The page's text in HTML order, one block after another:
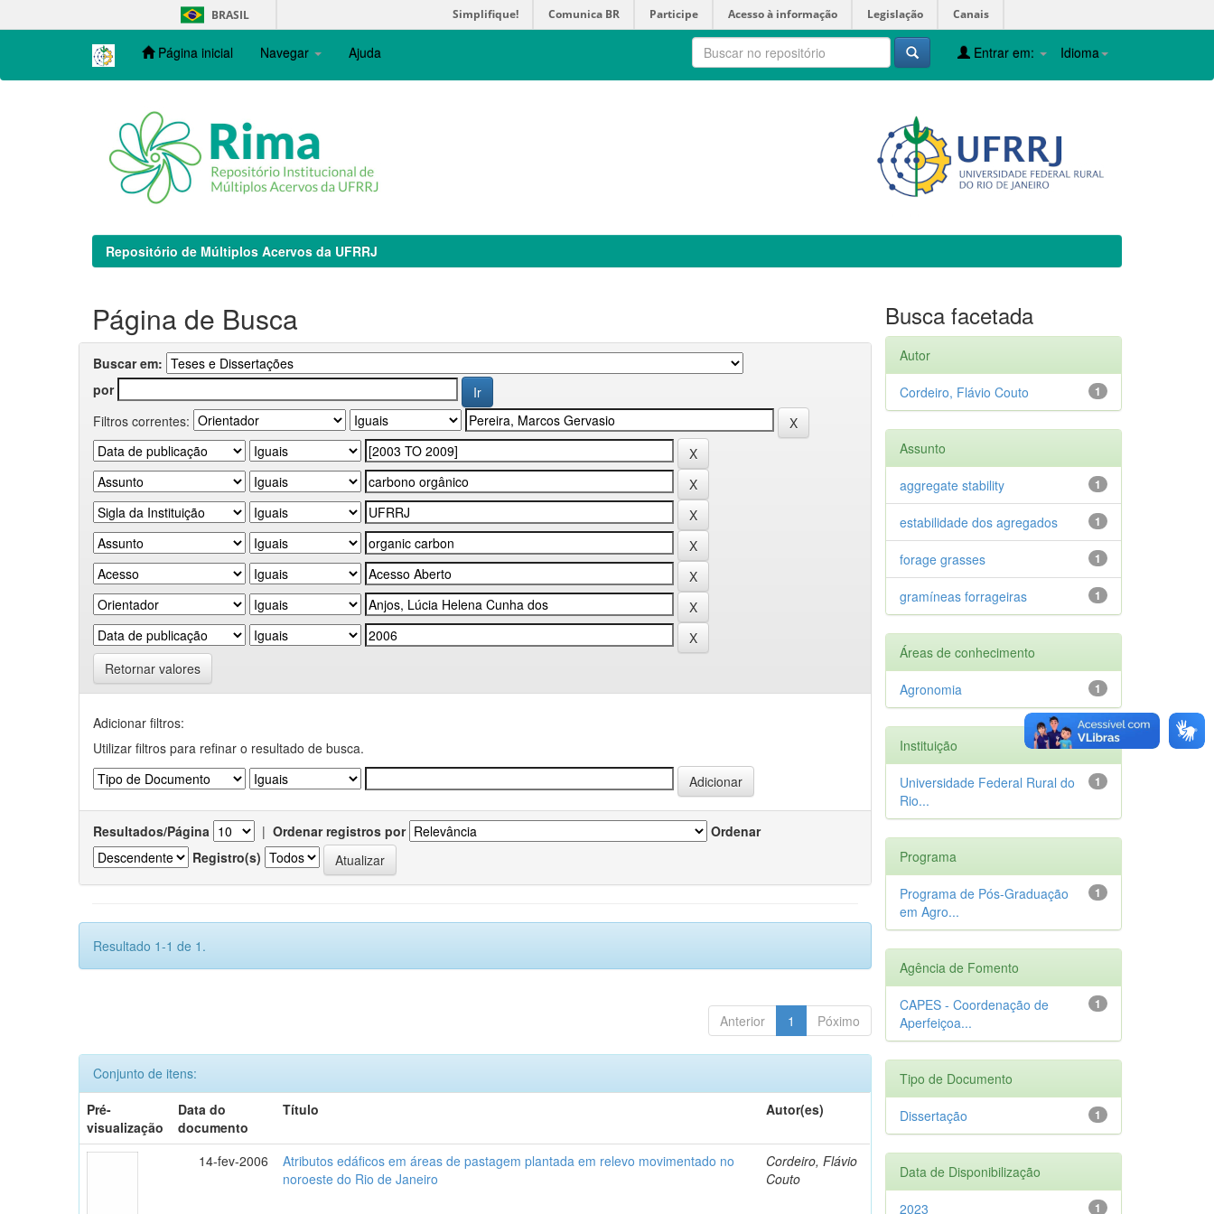
navigation
BRASIL Simplifique! Comunica BR Participe Acesso à informação Legislação Canais
Página inicial Navegar Ajuda Idioma
Entrar em:
Repositório de Múltiplos Acervos da UFRRJ
Página de Busca
Buscar em:
por
Filtros correntes:
Retornar valores
Adicionar filtros:
Utilizar filtros para refinar o resultado de busca.
Resultados/Página | Ordenar registros por
Ordenar
Registro(s)
Resultado 1-1 de 1.
Anterior 1 Póximo
Conjunto de itens:
Pré-
visualização
Data do
documento
Título Autor(es)
14-fev-2006
Atributos edáficos em áreas de pastagem plantada em relevo movimentado no
noroeste do Rio de Janeiro
Cordeiro, Flávio
Couto
Busca facetada
Autor
1
Cordeiro, Flávio Couto
Assunto
1
aggregate stability
1
estabilidade dos agregados
1
forage grasses
1
gramíneas forrageiras
Áreas de conhecimento
1
Agronomia
Instituição
1
Universidade Federal Rural do
Rio...
Programa
1
Programa de Pós-Graduação
em Agro...
Agência de Fomento
1
CAPES - Coordenação de
Aperfeiçoa...
Tipo de Documento
1
Dissertação
Data de Disponibilização
1
2023